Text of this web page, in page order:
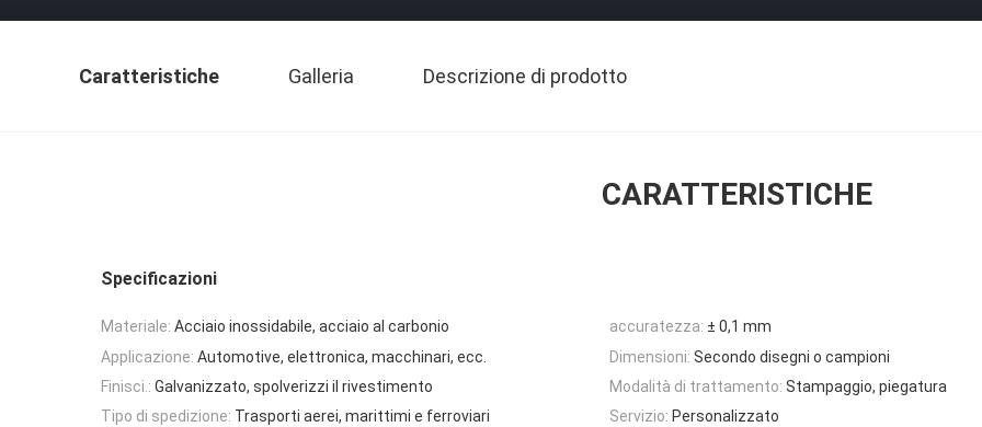
Caratteristiche Galleria Descrizione di prodotto
CARATTERISTICHE
Specificazioni
Materiale: Acciaio inossidabile, acciaio al carbonio accuratezza: ± 0,1 mm
Applicazione: Automotive, elettronica, macchinari, ecc. Dimensioni: Secondo disegni o campioni
Finisci.: Galvanizzato, spolverizzi il rivestimento Modalità di trattamento: Stampaggio, piegatura
Tipo di spedizione: Trasporti aerei, marittimi e ferroviari Servizio: Personalizzato